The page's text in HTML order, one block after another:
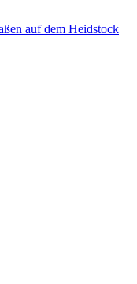
auf dem Heidstock